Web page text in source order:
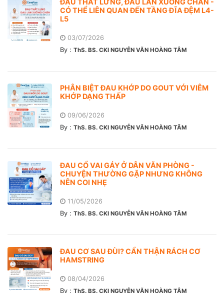
CÓ THỂ LIÊN QUAN ĐẾN TẦNG ĐĨA ĐỆM L4-
L5
03/07/2026
By : ThS. BS. CKI NGUYỄN VĂN HOÀNG TÂM
PHÂN BIỆT ĐAU KHỚP DO GOUT VỚI VIÊM
KHỚP DẠNG THẤP
09/06/2026
By : ThS. BS. CKI NGUYỄN VĂN HOÀNG TÂM
ĐAU CỔ VAI GÁY Ở DÂN VĂN PHÒNG -
CHUYỆN THƯỜNG GẶP NHƯNG KHÔNG
NÊN COI NHẸ
11/05/2026
By : ThS. BS. CKI NGUYỄN VĂN HOÀNG TÂM
ĐAU CƠ SAU ĐÙI? CẨN THẬN RÁCH CƠ
HAMSTRING
08/04/2026
By : ThS. BS. CKI NGUYỄN VĂN HOÀNG TÂM